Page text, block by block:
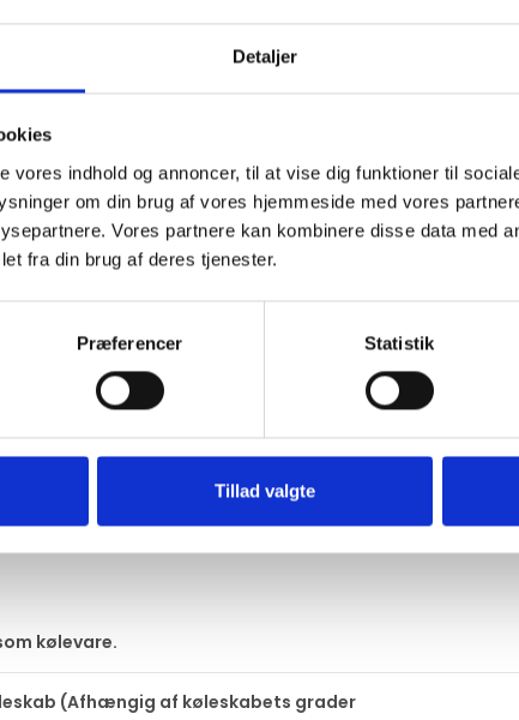
Detaljer
vores indhold og annoncer, til at vise dig funktioner til
om din brug af vores hjemmeside med vores
Vores partnere kan kombinere disse data med
fra din brug af deres tjenester.
Præferencer Statistik
Tillad valgte
,kødtern til gryderet,køb kød i tern online,gryderet
kølevare.
(Afhængig af køleskabets grader